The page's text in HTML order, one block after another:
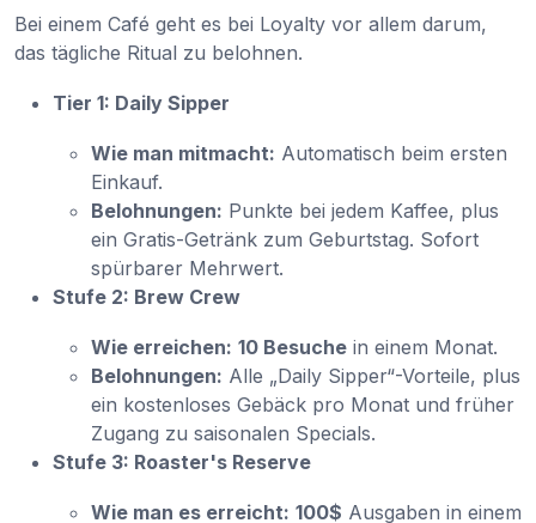
Bei einem Café geht es bei Loyalty vor allem darum,
das tägliche Ritual zu belohnen.
Tier 1: Daily Sipper
Wie man mitmacht: Automatisch beim ersten
Einkauf.
Belohnungen: Punkte bei jedem Kaffee, plus
ein Gratis-Getränk zum Geburtstag. Sofort
spürbarer Mehrwert.
Stufe 2: Brew Crew
Wie erreichen: 10 Besuche in einem Monat.
Belohnungen: Alle „Daily Sipper“-Vorteile, plus
ein kostenloses Gebäck pro Monat und früher
Zugang zu saisonalen Specials.
Stufe 3: Roaster's Reserve
Wie man es erreicht: 100$ Ausgaben in einem